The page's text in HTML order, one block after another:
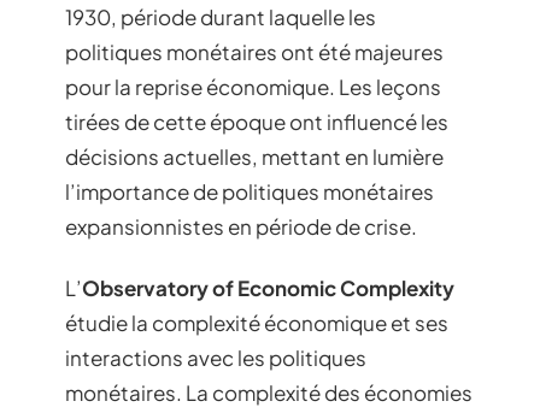
1930, période durant laquelle les
politiques monétaires ont été majeures
pour la reprise économique. Les leçons
tirées de cette époque ont influencé les
décisions actuelles, mettant en lumière
l’importance de politiques monétaires
expansionnistes en période de crise.
L’Observatory of Economic Complexity
étudie la complexité économique et ses
interactions avec les politiques
monétaires. La complexité des économies